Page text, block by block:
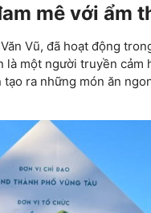
mê với ẩm
Vũ, đã hoạt động
một người truyền cảm
ra những món ăn